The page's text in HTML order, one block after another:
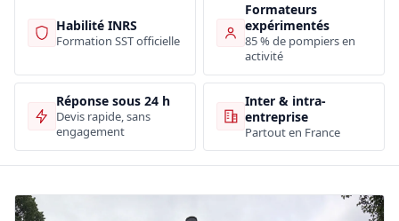
Habilité INRS
Formation SST officielle
Formateurs
expérimentés
85 % de pompiers en
activité
Réponse sous 24 h
Devis rapide, sans
engagement
Inter & intra-
entreprise
Partout en France